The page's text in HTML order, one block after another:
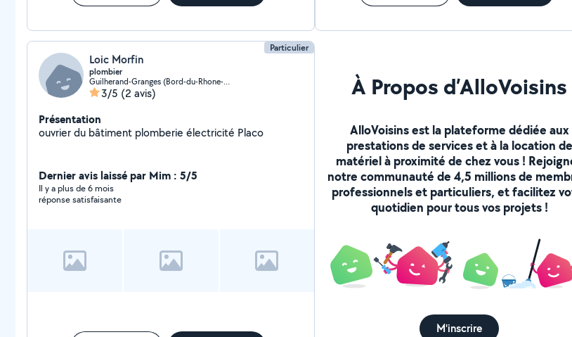
Particulier
Loic Morfin
plombier
Guilherand-Granges (Bord-du-Rhone-Village)
3/5 (2 avis)
Présentation
ouvrier du bâtiment plomberie électricité Placo
Dernier avis laissé par Mim : 5/5
Il y a plus de 6 mois
réponse satisfaisante
À Propos d’AlloVoisins
AlloVoisins est la plateforme dédiée aux
prestations de services et à la location de
matériel à proximité de chez vous !
notre communauté de 4,5 millions de
professionnels et particuliers, et facilitez
quotidien pour tous vos projets !
M'inscrire